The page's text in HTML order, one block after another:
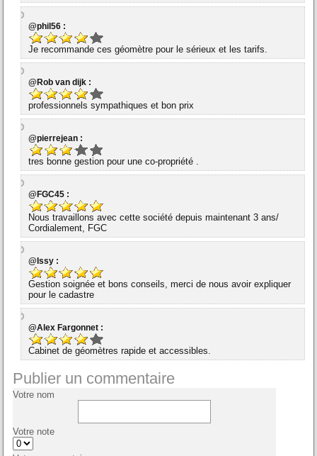
@phil56 :
Je recommande ces géomètre pour le sérieux et les tarifs.
@Rob van dijk :
professionnels sympathiques et bon prix
@pierrejean :
tres bonne gestion pour une co-propriété .
@FGC45 :
Nous travaillons avec cette société depuis maintenant 3 ans/
Cordialement, FGC
@Issy :
Gestion soignée et bons conseils, merci de nous avoir expliquer
pour le cadastre
@Alex Fargonnet :
Cabinet de géomètres rapide et accessibles.
Publier un commentaire
Votre nom
Votre note